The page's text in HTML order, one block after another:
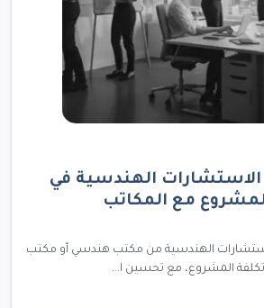
الهندسية في
مع المكاتب
الهندسية من مكتب هندسي أو مكتب
المشروع، مع تحسين ا...